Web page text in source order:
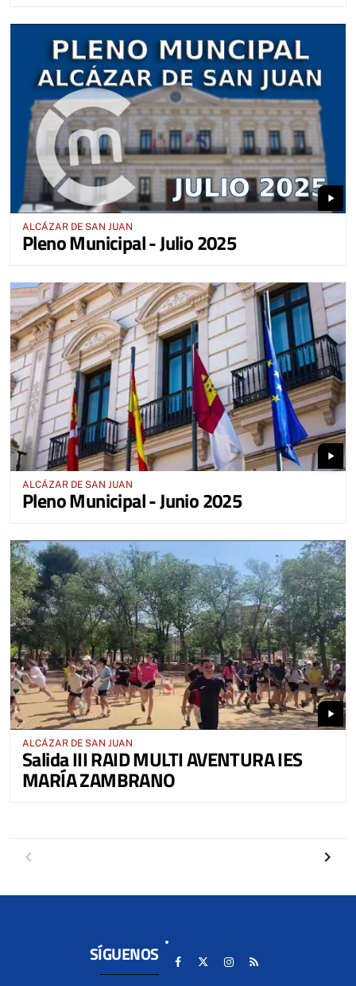
play_arrow
ALCÁZAR DE SAN JUAN
Pleno Municipal - Julio 2025
play_arrow
ALCÁZAR DE SAN JUAN
Pleno Municipal - Junio 2025
play_arrow
ALCÁZAR DE SAN JUAN
Salida III RAID MULTI AVENTURA IES
MARÍA ZAMBRANO
SÍGUENOS